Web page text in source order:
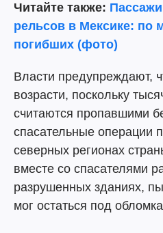
Читайте также:
рельсов в Мексике: по
погибших (фото)
Власти предупреждают,
возрасти, поскольку
считаются пропавшими
спасательные операции
северных регионах
вместе со спасателями
разрушенных зданиях,
мог остаться под